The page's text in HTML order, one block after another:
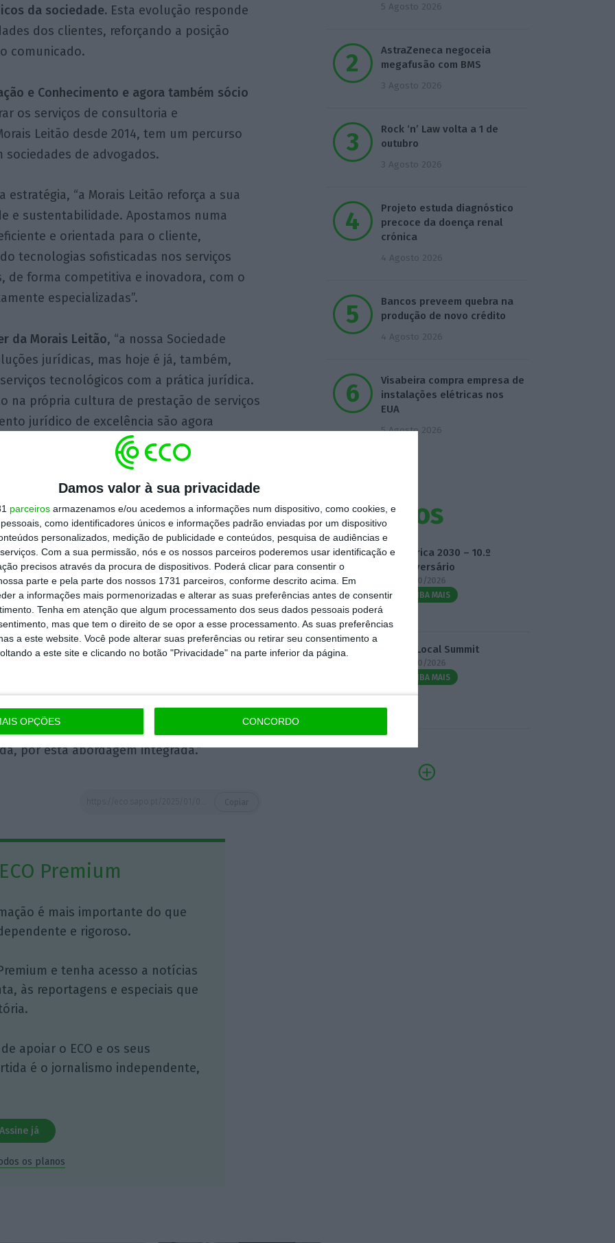
Damos valor à sua privacidade
parceiros armazenamos e/ou acedemos a informações num dispositivo, como cookies, e
como identificadores únicos e informações padrão enviadas por um dispositivo
personalizados, medição de publicidade e conteúdos, pesquisa de audiências e
Com a sua permissão, nós e os nossos parceiros poderemos usar identificação e
precisos através da procura de dispositivos. Poderá clicar para consentir o
parte e pela parte dos nossos 1731 parceiros, conforme descrito acima. Em
a informações mais pormenorizadas e alterar as suas preferências antes de consentir
Tenha em atenção que algum processamento dos seus dados pessoais poderá
mas que tem o direito de se opor a esse processamento. As suas preferências
a este website. Você pode alterar suas preferências ou retirar seu consentimento a
a este site e clicando no botão "Privacidade" na parte inferior da página.
OPÇÕES CONCORDO
da sociedade. Esta evolução responde
dos clientes, reforçando a posição
comunicado.
e Conhecimento e agora também sócio
os serviços de consultoria e
Leitão desde 2014, tem um percurso
sociedades de advogados.
estratégia, “a Morais Leitão reforça a sua
e sustentabilidade. Apostamos numa
e orientada para o cliente,
tecnologias sofisticadas nos serviços
de forma competitiva e inovadora, com o
especializadas”.
da Morais Leitão, “a nossa Sociedade
jurídicas, mas hoje é já, também,
tecnológicos com a prática jurídica.
na própria cultura de prestação de serviços
jurídico de excelência são agora
e inteligência artificial. Não mudámos a
serviço aos clientes a um novo nível. A
resposta ao mercado, mas uma
as melhores competências jurídicas com
tecnologia e análise de dados.”
transformação é um desafio empolgante e
a posição da Morais Leitão como
Desde que me juntei à sociedade, temos
como pilar estratégico para melhorar a
prestamos aos nossos clientes.Uma das
interna e operacional, com foco em
empenhado em levar esta visão para
liderando equipas multidisciplinares e
tecnologia, consultoria e
jurídica.
por esta abordagem integrada.”
Premium
é mais importante do que
e rigoroso.
e tenha acesso a notícias
às reportagens e especiais que
apoiar o ECO e os seus
é o jornalismo independente,
Assine já
os planos
5 Agosto 2026
AstraZeneca negoceia
megafusão com BMS
3 Agosto 2026
Rock ‘n’ Law volta a 1 de
outubro
3 Agosto 2026
Projeto estuda diagnóstico
precoce da doença renal
crónica
4 Agosto 2026
Bancos preveem quebra na
produção de novo crédito
4 Agosto 2026
Visabeira compra empresa de
instalações elétricas nos
EUA
5 Agosto 2026
Eventos
Fábrica 2030 – 10.º
Aniversário
14/10/2026
SAIBA MAIS
3.º Local Summit
07/10/2026
SAIBA MAIS